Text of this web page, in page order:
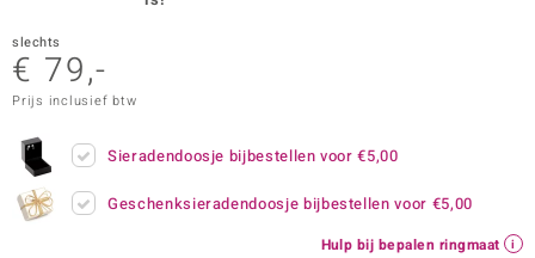
Paraíso
slechts
€ 79,-
Prijs inclusief btw
Sieradendoosje bijbestellen voor€5,00
Geschenksieradendoosje bijbestellen voor €5,00
Hulp bij bepalen ringmaat